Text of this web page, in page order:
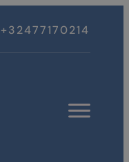
+32477170214
Open
menu